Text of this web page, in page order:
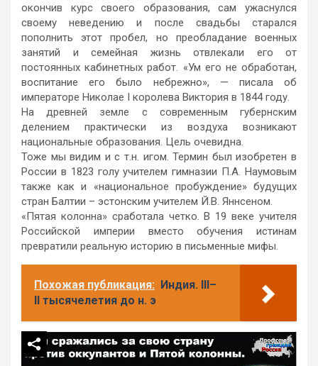
окончив курс своего образования, сам ужаснулся
своему неведению и после свадьбы старался
пополнить этот пробел, но преобладание военных
занятий и семейная жизнь отвлекали его от
постоянных кабинетных работ. «Ум его не обработан,
воспитание его было небрежно», — писала об
императоре Николае I королева Виктория в 1844 году.
На древней земле с современным губернским
делением практически из воздуха возникают
национальные образования. Цель очевидна.
Тоже мы видим и с т.н. игом. Термин был изобретен в
России в 1823 голу учителем гимназии П.А. Наумовым
также как и «национальное пробуждение» будущих
стран Балтии – эстонским учителем Й.В. Яннсеном.
«Пятая колонна» сработала четко. В 19 веке учителя
Российской империи вместо обучения истинам
превратили реальную историю в письменные мифы.
Похожая публикация: Индия. III–
II тысячелетия до н. э